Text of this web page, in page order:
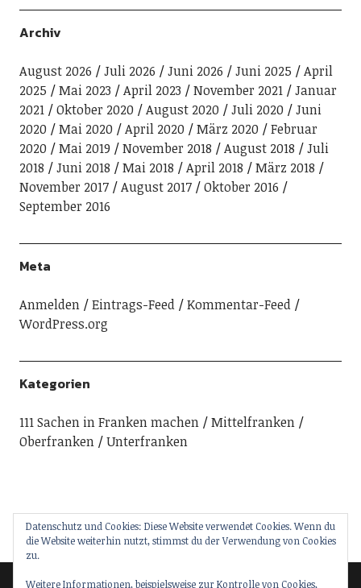
Archiv
August 2026 Juli 2026 Juni 2026 Juni 2025
April
2025
Mai 2023 April 2023 November 2021
Januar
2021
Oktober 2020 August 2020 Juli 2020
Juni
2020
Mai 2020 April 2020 März 2020
Februar
2020
Mai 2019 November 2018 August 2018
Juli
2018
Juni 2018 Mai 2018 April 2018
März 2018
November 2017
August 2017
Oktober 2016
September 2016
Meta
Anmelden Eintrags-Feed
Kommentar-Feed
WordPress.org
Kategorien
111 Sachen in Franken machen
Mittelfranken
Oberfranken
Unterfranken
Datenschutz und Cookies: Diese Website verwendet Cookies. Wenn du
die Website weiterhin nutzt, stimmst du der Verwendung von Cookies
zu.
Weitere Informationen, beispielsweise zur Kontrolle von Cookies,